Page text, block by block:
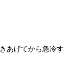
あげてから急冷す